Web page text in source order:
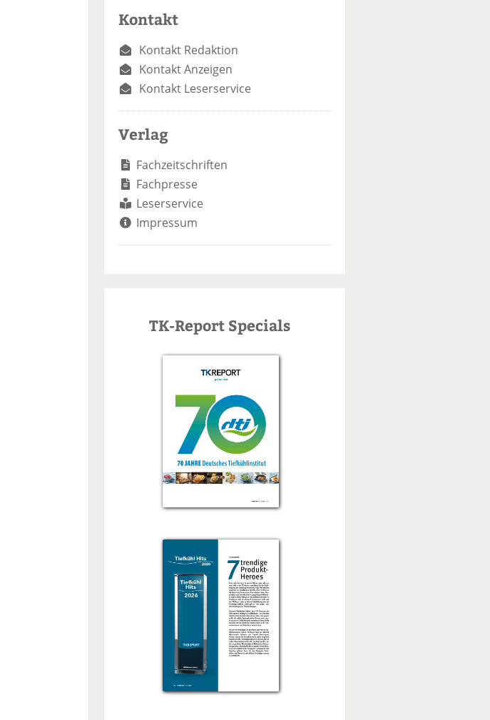
Kontakt
Kontakt Redaktion
Kontakt Anzeigen
Kontakt Leserservice
Verlag
Fachzeitschriften
Fachpresse
Leserservice
Impressum
TK-Report Specials